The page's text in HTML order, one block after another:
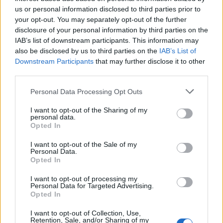
us or personal information disclosed to third parties prior to
your opt-out. You may separately opt-out of the further
disclosure of your personal information by third parties on the
IAB’s list of downstream participants. This information may
also be disclosed by us to third parties on the IAB’s List of
Downstream Participants that may further disclose it to other
Personal Data Processing Opt Outs
I want to opt-out of the Sharing of my
personal data.
Opted In
I want to opt-out of the Sale of my
Personal Data.
Opted In
I want to opt-out of processing my
Personal Data for Targeted Advertising.
Opted In
I want to opt-out of Collection, Use,
Retention, Sale, and/or Sharing of my
Mattarellae aGiulio Andreotti; poiAlessandro
Barbero
in 1848. L'Europa in rivolta
(sui
cambiamenti geopolitici dell'800), Luciano, dedicato a
Luciano Ligabue, eAldair. Cuore giallorosso.
Sport: oltre 15.000 ore di diretta
OTT del broadcaster, e sulla sua tv in chiaro TV8. Ai
film, alle serie straniere — tra cui
Kill Jackie
Catherine Zeta-Jones
—, ai film nazionali e non, si
aggiunge l'offerta sportiva, che porterà oltre 15.000
ore di diretta e più di 3.000 appuntamenti.
Grande protagonista della nuova stagione il calcio, in
Inter, Juventus, MilaneNapoli, oltre allo spareggio di
UEFA Conference League
turno inclusi quattro big match. Ripartono ad agosto la